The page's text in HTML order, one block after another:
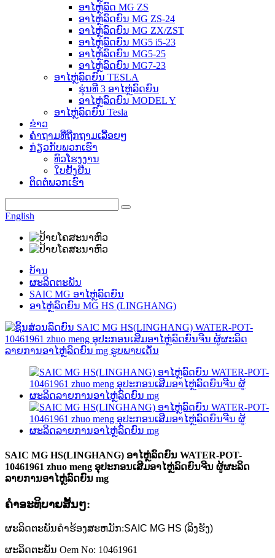
ອາໄຫຼ່ລົດ MG ZS
ອາໄຫຼ່ລົດຍົນ MG ZS-24
ອາໄຫຼ່ລົດຍົນ MG ZX/ZST
ອາໄຫຼ່ລົດຍົນ MG5 i5-23
ອາໄຫຼ່ລົດຍົນ MG5-25
ອາໄຫຼ່ລົດຍົນ MG7-23
ອາໄຫຼ່ລົດຍົນ TESLA
ຮຸ່ນທີ 3 ອາໄຫຼ່ລົດຍົນ
ອາໄຫຼ່ລົດຍົນ MODEL Y
ອາໄຫຼ່ລົດຍົນ Tesla
ຂ່າວ
ຄຳຖາມທີ່ຖືກຖາມເລື້ອຍໆ
ກ່ຽວກັບພວກເຮົາ
ທົວໂຮງງານ
ໃບຢັ້ງຢືນ
ຕິດຕໍ່ພວກເຮົາ
English
ບ້ານ
ຜະລິດຕະພັນ
SAIC MG ອາໄຫຼ່ລົດຍົນ
ອາໄຫຼ່ລົດຍົນ MG HS (LINGHANG)
SAIC MG HS(LINGHANG) ອາໄຫຼ່ລົດຍົນ WATER-POT-
10461961 zhuo meng ອຸປະກອນເສີມອາໄຫຼ່ລົດຍົນຈີນ ຜູ້ຜະລິດ
ລາຍການອາໄຫຼ່ລົດຍົນ mg
ຄໍາອະທິບາຍສັ້ນໆ:
ຜະລິດຕະພັນຄໍາຮ້ອງສະຫມັກ:SAIC MG HS (ລິງຮັງ)
ຜະລິດຕະພັນ Oem No: 10461961